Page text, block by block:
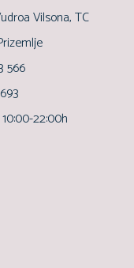
Vilsona, TC
566
22:00h